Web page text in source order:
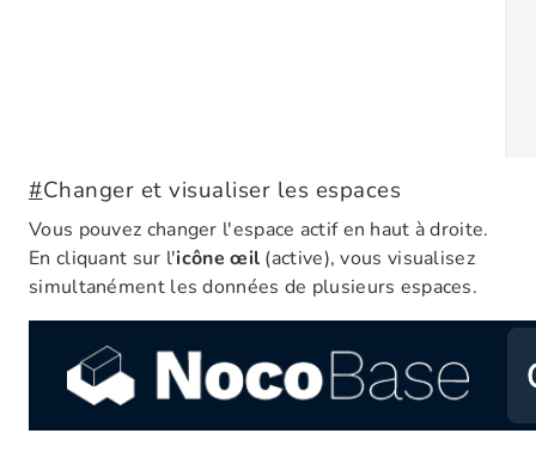
#Changer et visualiser les espaces
Vous pouvez changer l'espace actif en haut à droite.
En cliquant sur l'icône œil (active), vous visualisez
simultanément les données de plusieurs espaces.